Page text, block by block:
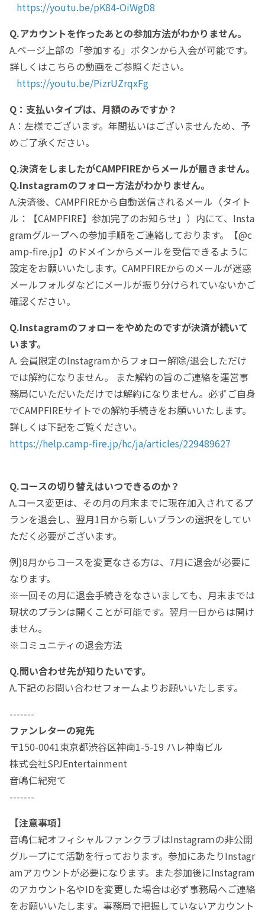
https://youtu.be/pK84-OiWgD8
Q.アカウントを作ったあとの参加方法がわかりません。
A.ページ上部の「参加する」ボタンから入会が可能です。
詳しくはこちらの動画をご参照ください。
https://youtu.be/PizrUZrqxFg
Q：支払いタイプは、月額のみですか？
A：左様でございます。年間払いはございませんため、予
めご了承ください。
Q.決済をしましたがCAMPFIREからメールが届きません。
Q.Instagramのフォロー方法がわかりません。
A.決済後、CAMPFIREから自動送信されるメール（タイト
ル：【CAMPFIRE】参加完了のお知らせ」）内にて、Insta
gramグループへの参加手順をご連絡しております。【@c
amp-fire.jp】のドメインからメールを受信できるように
設定をお願いいたします。CAMPFIREからのメールが迷惑
メールフォルダなどにメールが振り分けられていないかご
確認ください。
Q.Instagramのフォローをやめたのですが決済が続いて
います。
A. 会員限定のInstagramからフォロー解除/退会しただけ
では解約になりません。 また解約の旨のご連絡を運営事
務局にいただいただけでは解約になりません。必ずご自身
でCAMPFIREサイトでの解約手続きをお願いいたします。
詳しくは下記をご覧ください。
https://help.camp-fire.jp/hc/ja/articles/229489627
Q.コースの切り替えはいつできるのか？
A.コース変更は、その月の月末までに現在加入されてるプ
ランを退会し、翌月1日から新しいプランの選択をしてい
ただく必要がございます。
例)8月からコースを変更なさる方は、7月に退会が必要に
なります。
※一回その月に退会手続きをなさいましても、月末までは
現状のプランは開くことが可能です。翌月一日からは開け
ません。
※コミュニティの退会方法
Q.問い合わせ先が知りたいです。
A.下記のお問い合わせフォームよりお願いいたします。
-------
ファンレターの宛先
〒150-0041東京都渋谷区神南1-5-19 ハレ神南ビル
株式会社SPJEntertainment
音嶋仁紀宛て
-------
【注意事項】
音嶋仁紀オフィシャルファンクラブはInstagraｍの非公開
グループにて活動を行っております。参加にあたりInstagr
amアカウントが必要になります。また参加後にInstagram
のアカウント名やIDを変更した場合は必ず事務局へご連絡
をお願いいたします。事務局で把握していないアカウント